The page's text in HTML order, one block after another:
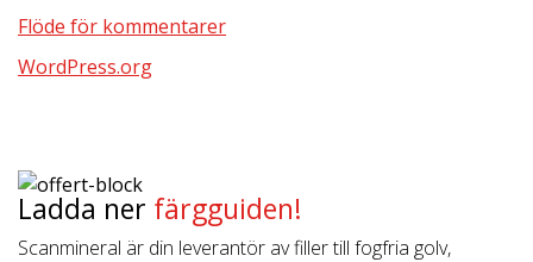
Flöde för kommentarer
WordPress.org
Ladda ner färgguiden!
Scanmineral är din leverantör av filler till fogfria golv,